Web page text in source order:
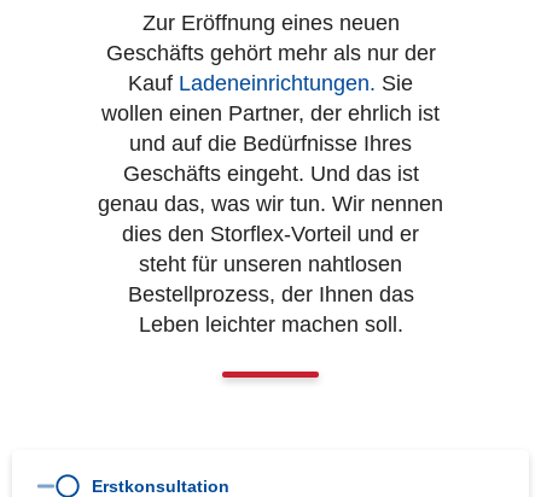
Zur Eröffnung eines neuen
Geschäfts gehört mehr als nur der
Kauf Ladeneinrichtungen. Sie
wollen einen Partner, der ehrlich ist
und auf die Bedürfnisse Ihres
Geschäfts eingeht. Und das ist
genau das, was wir tun. Wir nennen
dies den Storflex-Vorteil und er
steht für unseren nahtlosen
Bestellprozess, der Ihnen das
Leben leichter machen soll.
Erstkonsultation